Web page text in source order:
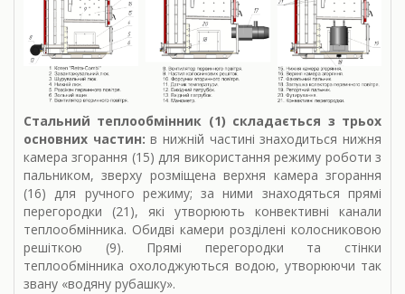
Стальний теплообмінник (1) складається з трьох
основних частин: в нижній частині знаходиться нижня
камера згорання (15) для використання режиму роботи з
пальником, зверху розміщена верхня камера згорання
(16) для ручного режиму; за ними знаходяться прямі
перегородки (21), які утворюють конвективні канали
теплообмінника. Обидві камери розділені колосниковою
решіткою (9). Прямі перегородки та стінки
теплообмінника охолоджуються водою, утворюючи так
звану «водяну рубашку».